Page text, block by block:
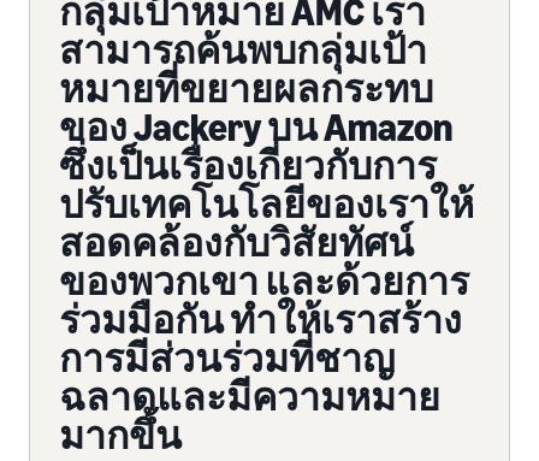
กลุ่มเป้าหมาย AMC เรา
สามารถค้นพบกลุ่มเป้า
หมายที่ขยายผลกระทบ
ของ Jackery บน Amazon
ซึ่งเป็นเรื่องเกี่ยวกับการ
ปรับเทคโนโลยีของเราให้
สอดคล้องกับวิสัยทัศน์
ของพวกเขา และด้วยการ
ร่วมมือกัน ทำให้เราสร้าง
การมีส่วนร่วมที่ชาญ
ฉลาดและมีความหมาย
มากขึ้น